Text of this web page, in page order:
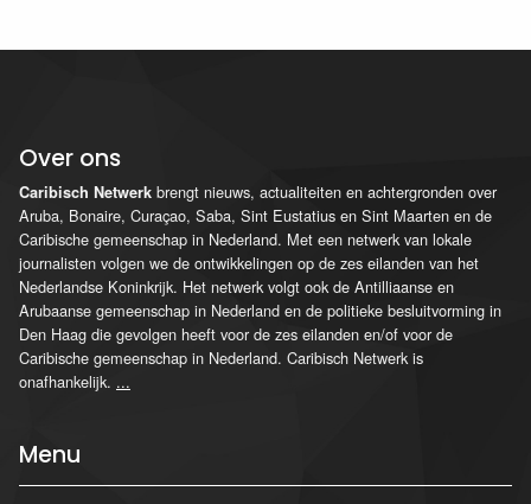
Over ons
Caribisch Netwerk brengt nieuws, actualiteiten en achtergronden over
Aruba, Bonaire, Curaçao, Saba, Sint Eustatius en Sint Maarten en de
Caribische gemeenschap in Nederland. Met een netwerk van lokale
journalisten volgen we de ontwikkelingen op de zes eilanden van het
Nederlandse Koninkrijk. Het netwerk volgt ook de Antilliaanse en
Arubaanse gemeenschap in Nederland en de politieke besluitvorming in
Den Haag die gevolgen heeft voor de zes eilanden en/of voor de
Caribische gemeenschap in Nederland. Caribisch Netwerk is
onafhankelijk. ...
Menu